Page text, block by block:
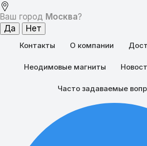
Ваш город Москва?
Контакты О компании
Неодимовые магниты
Часто задаваемые